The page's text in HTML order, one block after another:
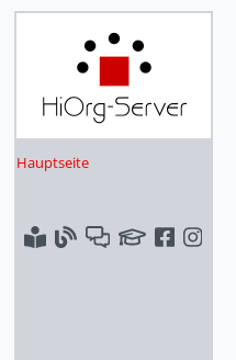
Hauptseite